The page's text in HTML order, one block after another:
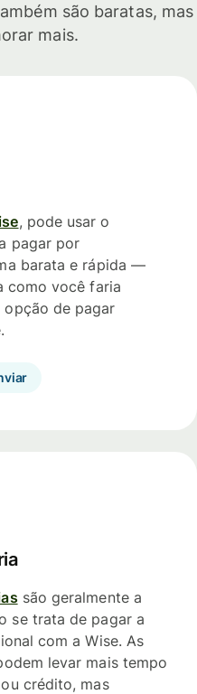
são baratas, mas
mais.
, pode usar o
pagar por
barata e rápida —
como você faria
opção de pagar
são geralmente a
se trata de pagar a
com a Wise. As
levar mais tempo
crédito, mas